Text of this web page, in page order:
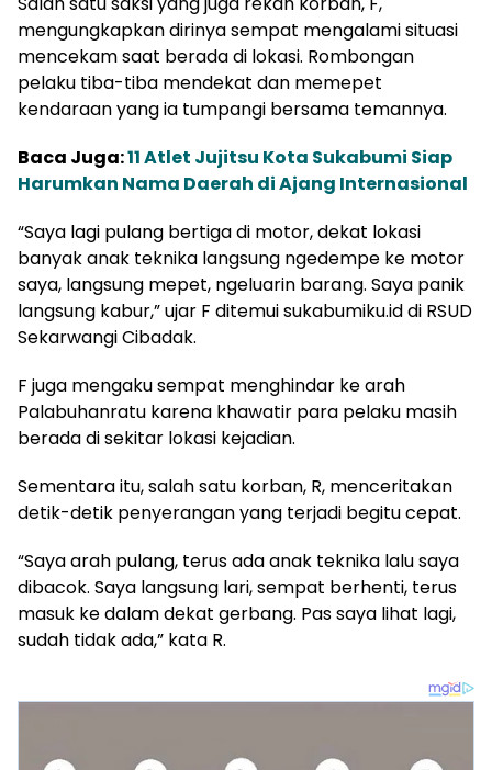
mengungkapkan dirinya sempat mengalami situasi
mencekam saat berada di lokasi. Rombongan
pelaku tiba-tiba mendekat dan memepet
kendaraan yang ia tumpangi bersama temannya.
Baca Juga:11 Atlet Jujitsu Kota Sukabumi Siap
Harumkan Nama Daerah di Ajang Internasional
“Saya lagi pulang bertiga di motor, dekat lokasi
banyak anak teknika langsung ngedempe ke motor
saya, langsung mepet, ngeluarin barang. Saya panik
langsung kabur,” ujar F ditemui sukabumiku.id di RSUD
Sekarwangi Cibadak.
F juga mengaku sempat menghindar ke arah
Palabuhanratu karena khawatir para pelaku masih
berada di sekitar lokasi kejadian.
Sementara itu, salah satu korban, R, menceritakan
detik-detik penyerangan yang terjadi begitu cepat.
“Saya arah pulang, terus ada anak teknika lalu saya
dibacok. Saya langsung lari, sempat berhenti, terus
masuk ke dalam dekat gerbang. Pas saya lihat lagi,
sudah tidak ada,” kata R.